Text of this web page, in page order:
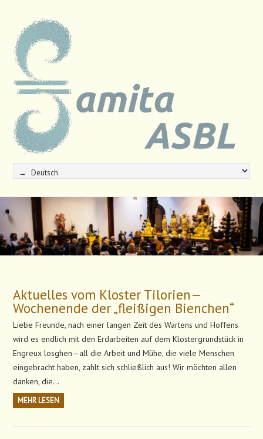
Aktuelles vom Kloster Tilorien—
Wochenende der „fleißigen Bienchen“
Liebe Freunde, nach einer langen Zeit des Wartens und Hoffens
wird es endlich mit den Erdarbeiten auf dem Klostergrundstück in
Engreux losghen—all die Arbeit und Mühe, die viele Menschen
eingebracht haben, zahlt sich schließlich aus! Wir möchten allen
danken, die…
MEHR LESEN